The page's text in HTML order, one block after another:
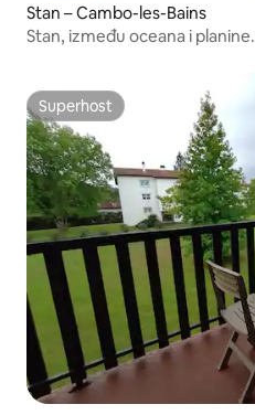
Stan – Cambo-les-Bains
Stan, između oceana i planine.
Superhost
Superhost